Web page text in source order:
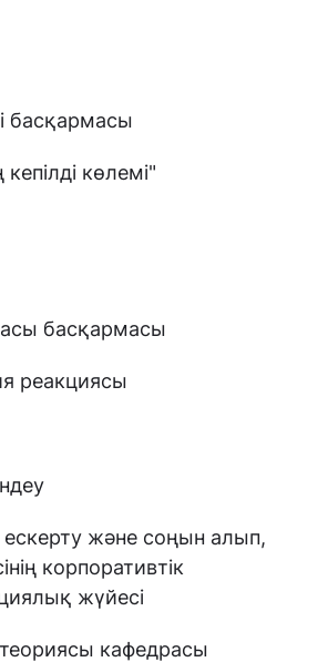
басқармасы
кепілді көлемі"
басқармасы
реакциясы
және соңын алып,
корпоративтік
жүйесі
кафедрасы